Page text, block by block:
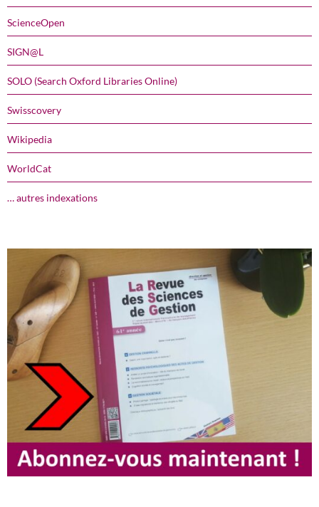
ScienceOpen
SIGN@L
SOLO (Search Oxford Libraries Online)
Swisscovery
Wikipedia
WorldCat
… autres indexations